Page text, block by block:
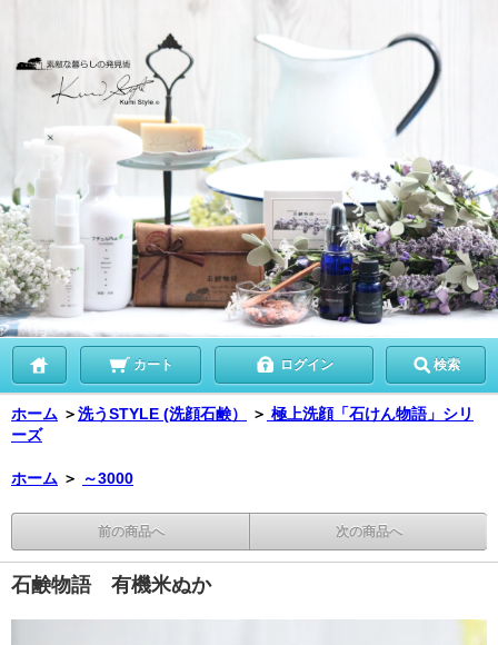
カート ログイン 検索
ホーム ＞洗うSTYLE (洗顔石鹸） ＞ 極上洗顔「石けん物語」シリ
ーズ
ホーム ＞ ～3000
前の商品へ 次の商品へ
石鹸物語 有機米ぬか